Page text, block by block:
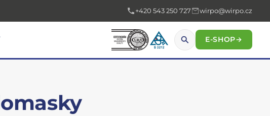
+420 543 250 727 wirpo@wirpo.cz
E-SHOP→